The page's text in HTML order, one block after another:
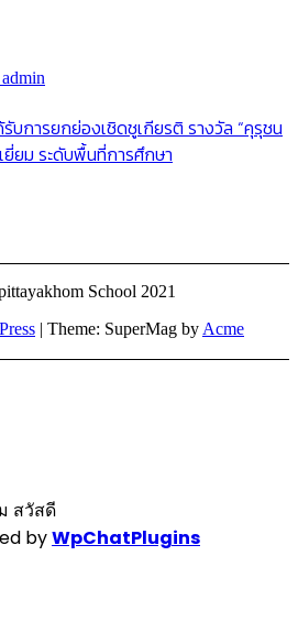
admin
บการยกย่องเชิดชูเกียรติ รางวัล “คุรุชน
ยม ระดับพื้นที่การศึกษา
School 2021
| Theme: SuperMag by Acme
สวัสดี
byWpChatPlugins